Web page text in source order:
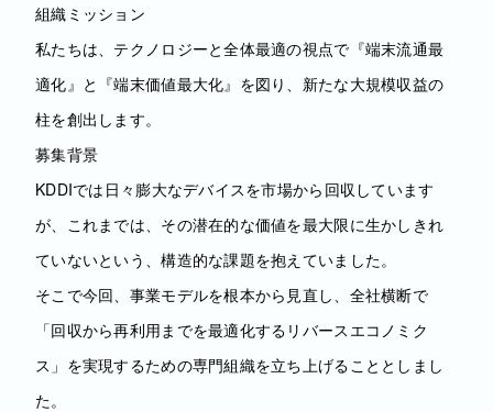
組織ミッション
私たちは、テクノロジーと全体最適の視点で『端末流通最
適化』と『端末価値最大化』を図り、新たな大規模収益の
柱を創出します。
募集背景
KDDIでは日々膨大なデバイスを市場から回収しています
が、これまでは、その潜在的な価値を最大限に生かしきれ
ていないという、構造的な課題を抱えていました。
そこで今回、事業モデルを根本から見直し、全社横断で
「回収から再利用までを最適化するリバースエコノミク
ス」を実現するための専門組織を立ち上げることとしまし
た。